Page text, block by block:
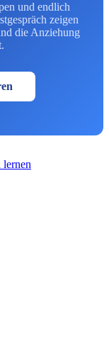
und endlich
zeigen
die Anziehung
lernen